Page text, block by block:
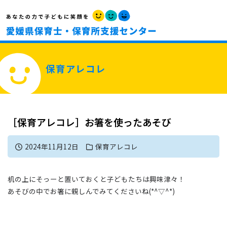
保育アレコレ
［保育アレコレ］お箸を使ったあそび
2024年11月12日 保育アレコレ
机の上にそっーと置いておくと子どもたちは興味津々！
あそびの中でお箸に親しんでみてくださいね(*^▽^*)